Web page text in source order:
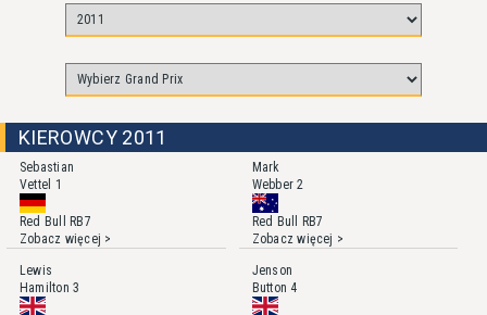
KIEROWCY 2011
Sebastian
Vettel 1
Red Bull RB7
Zobacz więcej >
Mark
Webber2
Red Bull RB7
Zobacz więcej >
Lewis
Hamilton3
Jenson
Button 4